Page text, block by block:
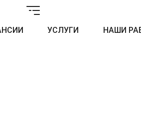
УСЛУГИ НАШИ